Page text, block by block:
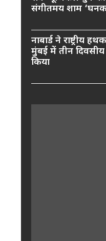
संगीतमय शाम
नाबार्ड ने राष्ट्रीय
मुंबई में तीन
किया